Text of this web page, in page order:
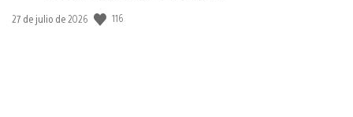
Fecha
27 de julio de 2026 116